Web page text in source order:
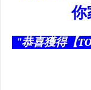
你
"恭喜獲得【